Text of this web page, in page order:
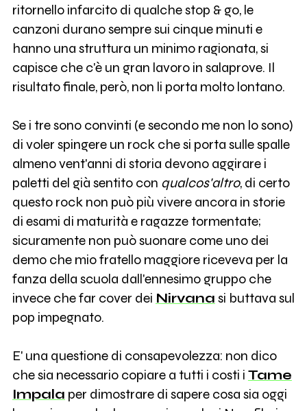
ritornello infarcito di qualche stop & go, le
canzoni durano sempre sui cinque minuti e
hanno una struttura un minimo ragionata, si
capisce che c'è un gran lavoro in salaprove. Il
risultato finale, però, non li porta molto lontano.
Se i tre sono convinti (e secondo me non lo sono)
di voler spingere un rock che si porta sulle spalle
almeno vent'anni di storia devono aggirare i
paletti del già sentito con qualcos'altro, di certo
questo rock non può più vivere ancora in storie
di esami di maturità e ragazze tormentate;
sicuramente non può suonare come uno dei
demo che mio fratello maggiore riceveva per la
fanza della scuola dall'ennesimo gruppo che
invece che far cover dei Nirvana si buttava sul
pop impegnato.
E' una questione di consapevolezza: non dico
che sia necessario copiare a tutti i costi i Tame
Impala per dimostrare di sapere cosa sia oggi